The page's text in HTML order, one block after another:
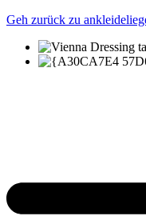
Geh zurück zu